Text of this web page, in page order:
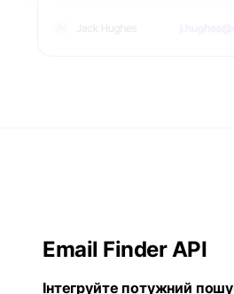
Email Finder API
Інтегруйте потужний